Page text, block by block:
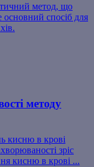
метод, що
спосіб для
методу
кисню в крові
зріс
кисню в крові ...